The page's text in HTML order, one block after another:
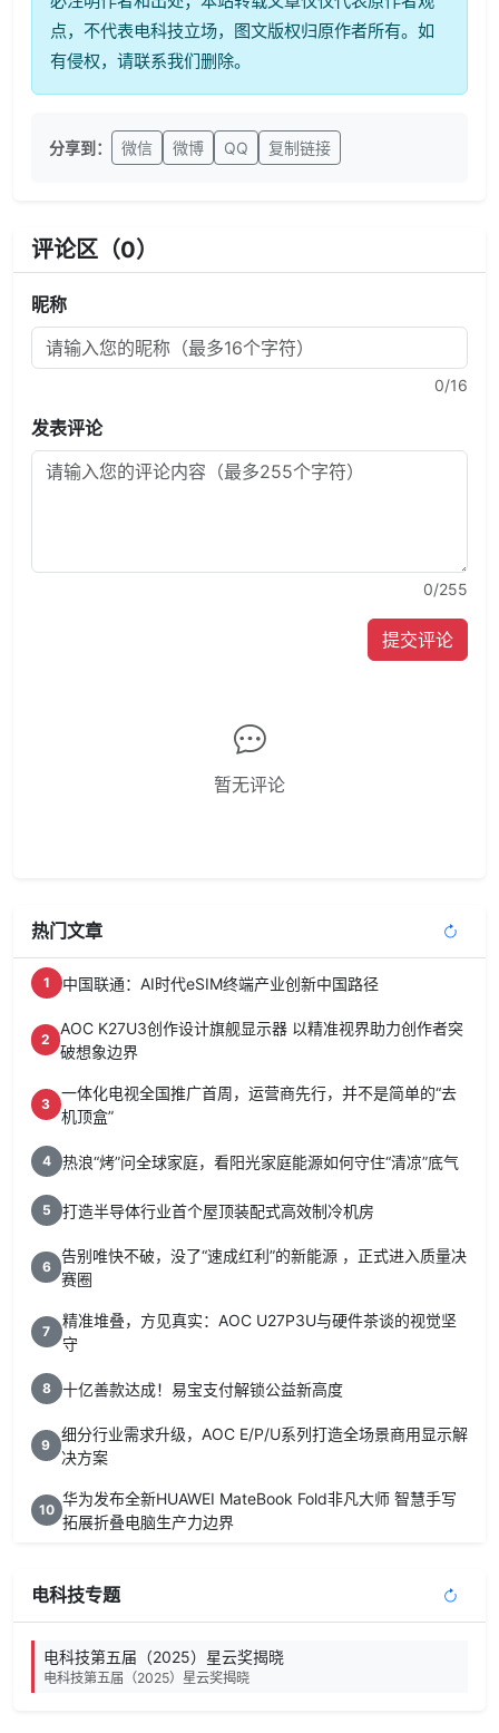
点，不代表电科技立场，图文版权归原作者所有。如
有侵权，请联系我们删除。
分享到： 微信 微博 QQ 复制链接
评论区（0）
昵称
0/16
发表评论
0/255
提交评论
暂无评论
热门文章
1 中国联通：AI时代eSIM终端产业创新中国路径
2
AOC K27U3创作设计旗舰显示器 以精准视界助力创作者突
破想象边界
3
一体化电视全国推广首周，运营商先行，并不是简单的“去
机顶盒”
4 热浪“烤”问全球家庭，看阳光家庭能源如何守住“清凉”底气
5 打造半导体行业首个屋顶装配式高效制冷机房
6
告别唯快不破，没了“速成红利”的新能源 ，正式进入质量决
赛圈
7
精准堆叠，方见真实：AOC U27P3U与硬件茶谈的视觉坚
守
8 十亿善款达成！易宝支付解锁公益新高度
9
细分行业需求升级，AOC E/P/U系列打造全场景商用显示解
决方案
10
华为发布全新HUAWEI MateBook Fold非凡大师 智慧手写
拓展折叠电脑生产力边界
电科技专题
电科技第五届（2025）星云奖揭晓
电科技第五届（2025）星云奖揭晓